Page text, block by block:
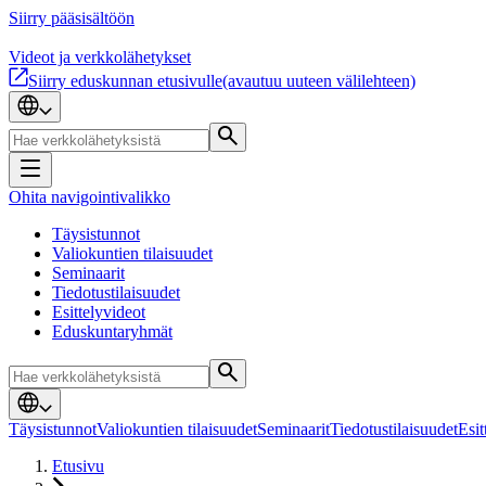
Siirry pääsisältöön
Videot ja verkkolähetykset
Siirry eduskunnan etusivulle(avautuu uuteen välilehteen)
Ohita navigointivalikko
Täysistunnot
Valiokuntien tilaisuudet
Seminaarit
Tiedotustilaisuudet
Esittelyvideot
Eduskuntaryhmät
TäysistunnotValiokuntien tilaisuudetSeminaaritTiedotustilaisuudet
Etusivu